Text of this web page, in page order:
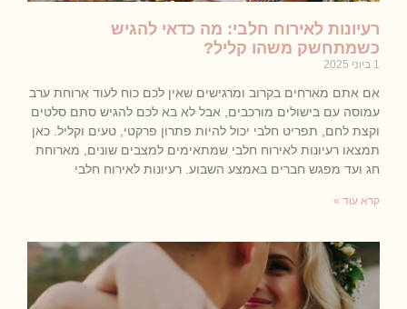
רעיונות לאירוח חלבי: מה כדאי להגיש
כשמתחשק משהו קליל?
1 ביוני 2025
אם אתם מארחים בקרוב ומרגישים שאין לכם כוח לעוד ארוחת ערב
עמוסה עם בישולים מורכבים, אבל לא בא לכם להגיש סתם סלטים
וקצת לחם, תפריט חלבי יכול להיות פתרון פרקטי, טעים וקליל. כאן
תמצאו רעיונות לאירוח חלבי שמתאימים למצבים שונים, מארוחת
חג ועד מפגש חברים באמצע השבוע. רעיונות לאירוח חלבי
קרא עוד »